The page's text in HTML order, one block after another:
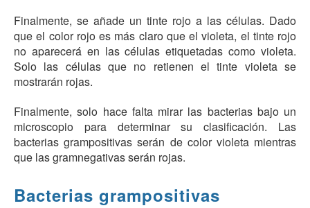
Finalmente, se añade un tinte rojo a las células. Dado
que el color rojo es más claro que el violeta, el tinte rojo
no aparecerá en las células etiquetadas como violeta.
Solo las células que no retienen el tinte violeta se
mostrarán rojas.
Finalmente, solo hace falta mirar las bacterias bajo un
microscopio para determinar su clasificación. Las
bacterias grampositivas serán de color violeta mientras
que las gramnegativas serán rojas.
Bacterias grampositivas